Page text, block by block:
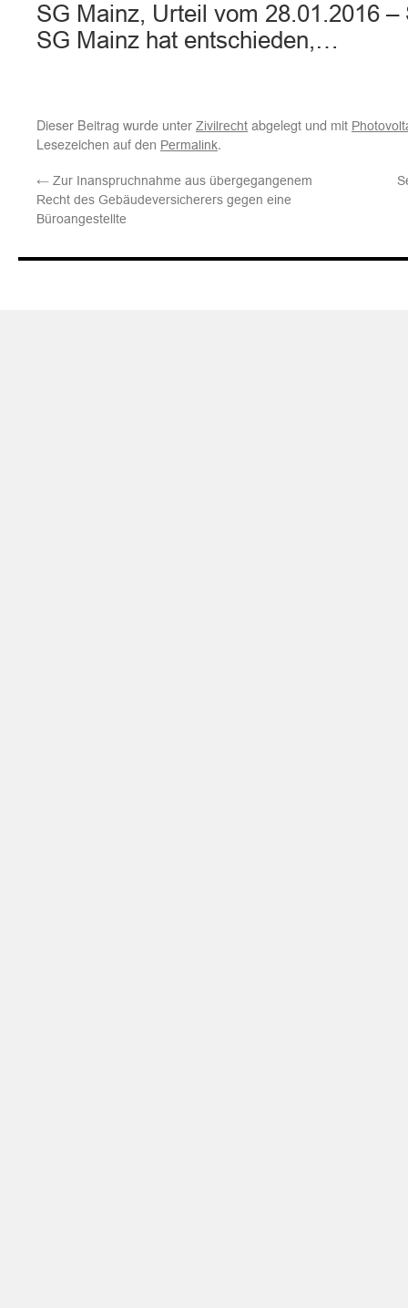
SG Mainz, Urteil vom 28.01.2016 –
SG Mainz hat entschieden,…
Dieser Beitrag wurde unter Zivilrecht abgelegt und mit
Lesezeichen auf den Permalink.
← Zur Inanspruchnahme aus übergegangenem
Recht des Gebäudeversicherers gegen eine
Büroangestellte